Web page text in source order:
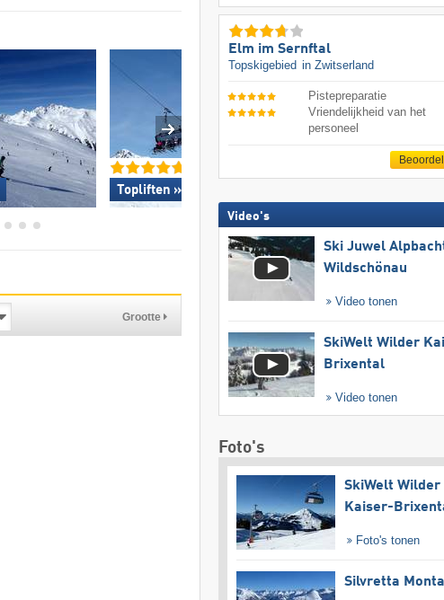
Topliften »
Grootte
Elm im Sernftal
Topskigebied in Zwitserland
Pistepreparatie
Vriendelijkheid van het
personeel
Video's
Ski Juwel
Wildschönau
Video tonen
SkiWelt Wilder
Brixental
Video tonen
Foto's
SkiWelt Wilder
Kaiser-
Foto's tonen
Silvretta